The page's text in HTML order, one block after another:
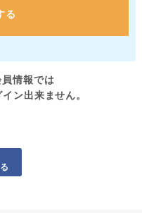
る
情報では
ン出来ません。